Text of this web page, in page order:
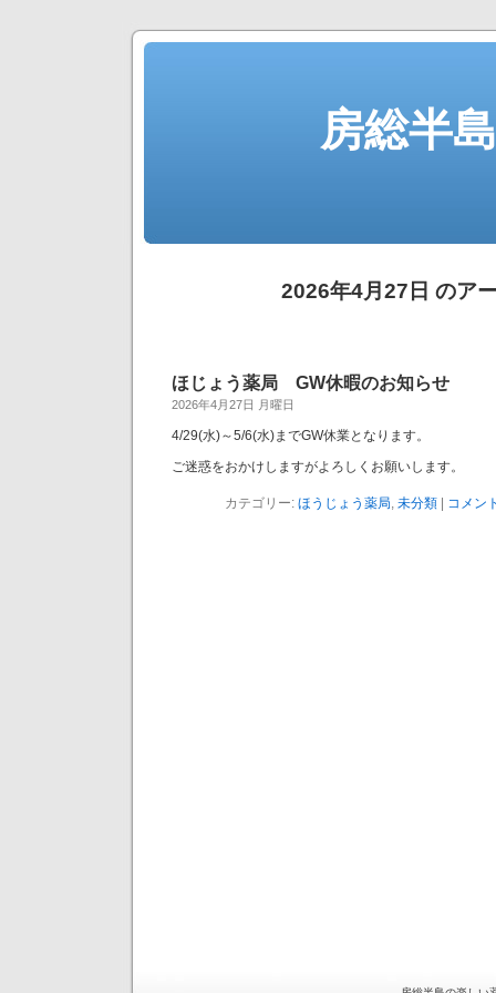
房総半
2026年4月27日 のア
ほじょう薬局 GW休暇のお知らせ
2026年4月27日 月曜日
4/29(水)～5/6(水)までGW休業となります。
ご迷惑をおかけしますがよろしくお願いします。
カテゴリー: ほうじょう薬局, 未分類| コメン